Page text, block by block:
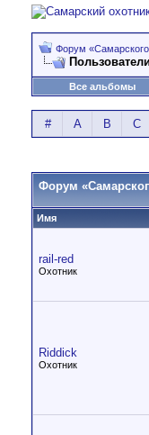
Форум
Все альбомы
# A B C
Форум
Имя
rail-red
Охотник
Riddick
Охотник